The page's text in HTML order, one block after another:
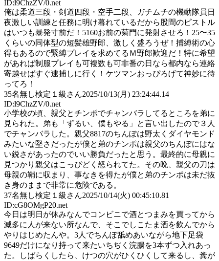
ID:l9ChzZV/0.net
俺は柔道三段・剣道四段・空手二段、ガチムチの機動隊員日
夜激しい訓練と任務に明け暮れているだから股間のピストル
はいつも暴発寸前だ！5160お前の菊門に発射させろ！25〜35
くらいの同体型の短髪雄野郎、激しく盛ろうぜ！捕縛術の心
得もあるので緊縛プレイを求めてるＭ野郎歓迎だ！特に希望
があれば制服プレイも可複数も可非番の日なら都内なら連絡
寄越せばすぐ逮捕しに行く！ケツマンおっぴろげて神妙に待
ってろ！
35名無し検定１級さん2025/10/13(月) 23:24:44.14
ID:l9ChzZV/0.net
小学校の頃、親父とチンポでチャンバラしてるところを弟に
見られた。弟も「ずるい、僕もやる」と言い出したので３人
でチャンバラした。親父8817のちんぽは野太くダイヤモンド
みたいな堅さだったが僕と弟のチンポは親父のちんぽにはな
い鋭さがあったのでいい勝負だったと思う。最終的に母親に
見つかり親父はこっぴどく怒られてた。その晩、親父の刀は
母親の鞘に収まり、事なきを得たが僕と弟のチンポは未だ抜
き身のままで非常に危険である。
37名無し検定１級さん2025/10/14(火) 00:45:10.81
ID:cG8OMgP20.net
今日は明日が休みなんでコンビニで酒とつまみを買ってから
滅多に人が来ない所なんで、そこでしこたま酒を飲んでから
やりはじめたんや。3人でちんぽ舐めあいながら地下足袋
9649だけになり持って来たいちぢく浣腸を3本ずつ入れあっ
た。しばらくしたら、けつの穴がひくひくして来るし、糞が